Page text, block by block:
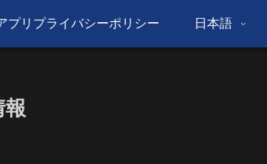
プリプライバシーポリシー 日本語